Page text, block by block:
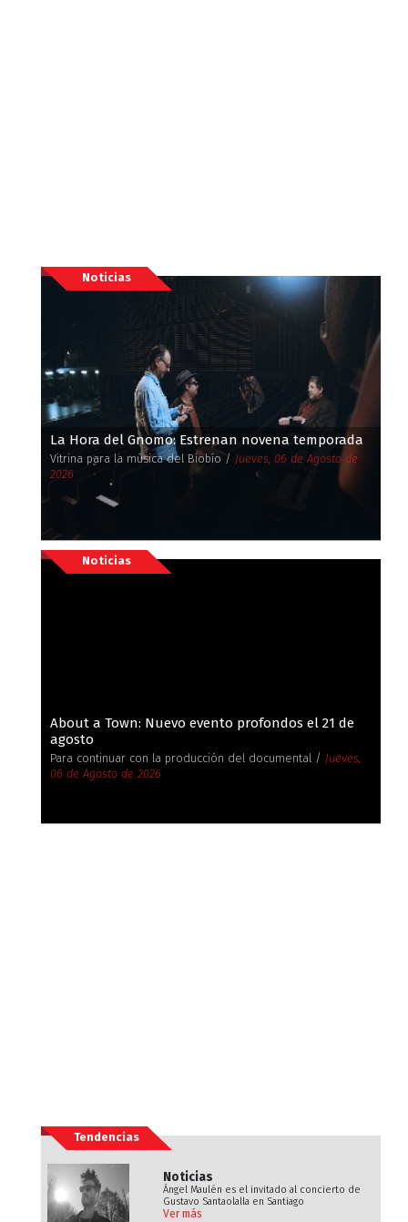
Noticias
La Hora del Gnomo: Estrenan novena temporada
Vitrina para la música del Biobío / Jueves, 06 de Agosto de
2026
Noticias
About a Town: Nuevo evento profondos el 21 de
agosto
Para continuar con la producción del documental / Jueves,
06 de Agosto de 2026
Tendencias
Noticias
Ángel Maulén es el invitado al concierto de
Gustavo Santaolalla en Santiago
Ver más